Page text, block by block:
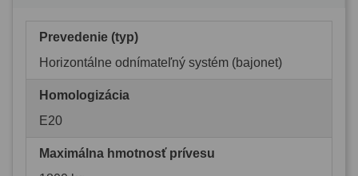
Prevedenie (typ)
Horizontálne odnímateľný systém (bajonet)
Homologizácia
E20
Maximálna hmotnosť prívesu